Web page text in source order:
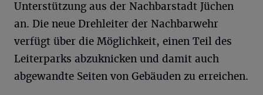
Unterstützung aus der Nachbarstadt Jüchen
an. Die neue Drehleiter der Nachbarwehr
verfügt über die Möglichkeit, einen Teil des
Leiterparks abzuknicken und damit auch
abgewandte Seiten von Gebäuden zu erreichen.